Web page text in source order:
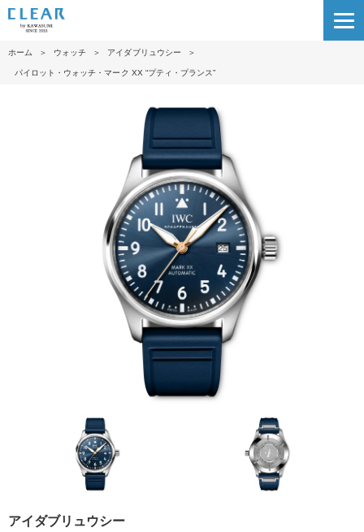
ホーム ＞ ウォッチ ＞ アイダブリュウシー ＞
パイロット・ウォッチ・マーク XX “プティ・プランス”
アイダブリュウシー